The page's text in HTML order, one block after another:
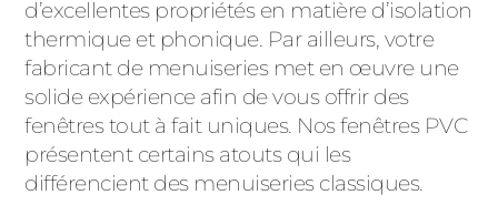
d’excellentes propriétés en matière d’isolation
thermique et phonique. Par ailleurs, votre
fabricant de menuiseries met en œuvre une
solide expérience afin de vous offrir des
fenêtres tout à fait uniques. Nos fenêtres PVC
présentent certains atouts qui les
différencient des menuiseries classiques.